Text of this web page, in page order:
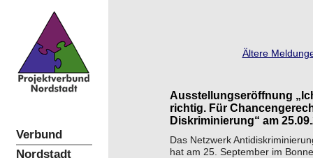
Verbund
Nordstadt
Ältere
Ausstellungseröffnung
richtig. Für
Diskriminierung“ am
Das Netzwerk
hat am 25. September im